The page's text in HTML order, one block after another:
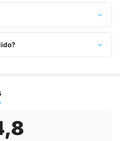
juros no cartão de crédito,
de desconto.
para solicitar troca.
ou e-mail.